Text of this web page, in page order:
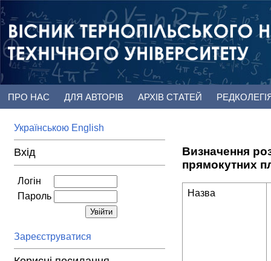
ПРО НАС ДЛЯ АВТОРІВ АРХІВ СТАТЕЙ
Українською English
Вхід
Логін
Пароль
Зареєструватися
Визначення
прямокутних
Назва